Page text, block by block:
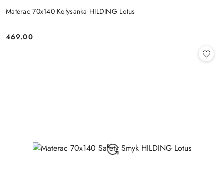
Materac 70x140 Kołysanka HILDING Lotus
Cena:
469.00